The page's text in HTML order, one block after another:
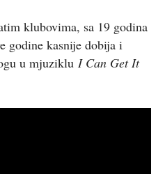
klubovima, sa 19 godina
godine kasnije dobija i
u mjuziklu I Can Get It